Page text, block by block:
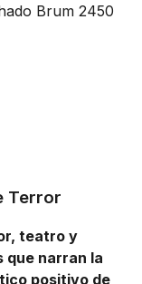
Brum 2450
Terror
teatro y
que narran la
positivo de